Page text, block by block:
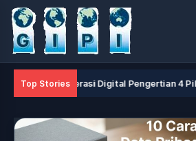
Top Stories
Literasi Digital Pengertian 4 Pilar